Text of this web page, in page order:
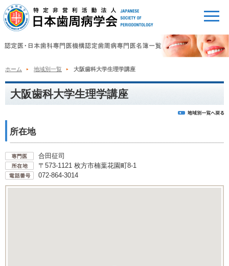
ホーム 地域別一覧 大阪歯科大学生理学講座
大阪歯科大学生理学講座
所在地
合田征司
〒573-1121 枚方市楠葉花園町8-1
072-864-3014